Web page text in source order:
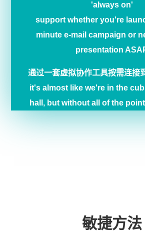
'always on'
support whether you're
minute e-mail campaign or
presentation
通过一套虚拟协作工具按需连接
it's almost like we're in the
hall, but without all of the
敏捷方法